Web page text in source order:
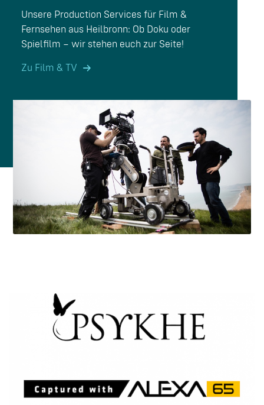
Unsere Production Services für Film &
Fernsehen aus Heilbronn: Ob Doku oder
Spielfilm – wir stehen euch zur Seite!
Zu Film & TV